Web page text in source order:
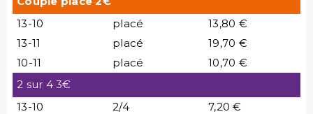
13-10
placé
13,80 €
13-11
placé
19,70 €
10-11
placé
10,70 €
2 sur 4 3€
13-10
2/4
7,20 €